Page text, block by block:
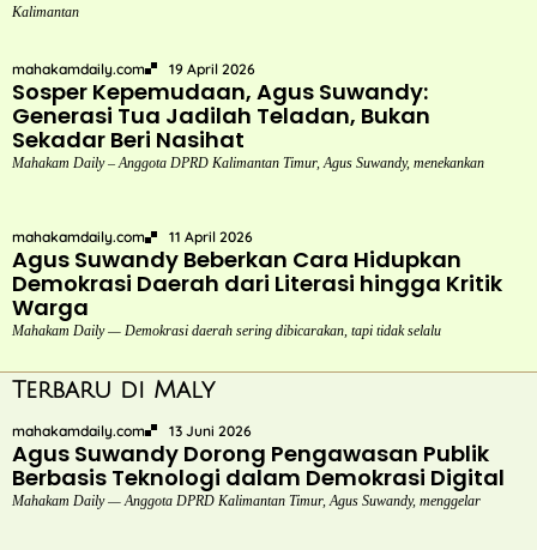
Kalimantan
mahakamdaily.com 19 April 2026
Sosper Kepemudaan, Agus Suwandy:
Generasi Tua Jadilah Teladan, Bukan
Sekadar Beri Nasihat
Mahakam Daily – Anggota DPRD Kalimantan Timur, Agus Suwandy, menekankan
mahakamdaily.com 11 April 2026
Agus Suwandy Beberkan Cara Hidupkan
Demokrasi Daerah dari Literasi hingga Kritik
Warga
Mahakam Daily — Demokrasi daerah sering dibicarakan, tapi tidak selalu
Terbaru di Maly
mahakamdaily.com 13 Juni 2026
Agus Suwandy Dorong Pengawasan Publik
Berbasis Teknologi dalam Demokrasi Digital
Mahakam Daily — Anggota DPRD Kalimantan Timur, Agus Suwandy, menggelar